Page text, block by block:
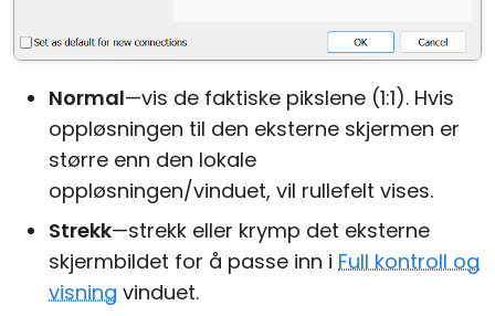
Normal—vis de faktiske pikslene (1:1). Hvis
oppløsningen til den eksterne skjermen er
større enn den lokale
oppløsningen/vinduet, vil rullefelt vises.
Strekk—strekk eller krymp det eksterne
skjermbildet for å passe inn i Full kontroll og
visning vinduet.